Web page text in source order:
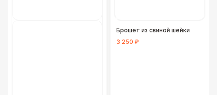
Брошет из свиной шейки
3 250 ₽